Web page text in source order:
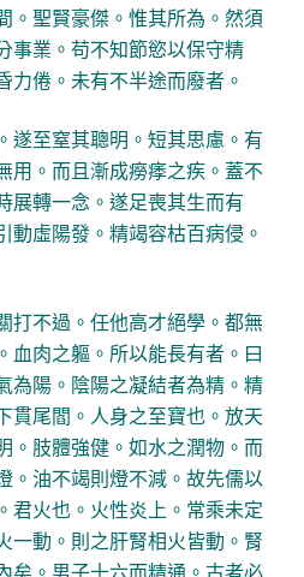
聖賢豪傑。惟其所為。然須
事業。苟不知節慾以保守精
力倦。未有不半途而廢者。
至窒其聰明。短其思慮。有
用。而且漸成癆痵之疾。蓋不
展轉一念。遂足喪其生而有
動虛陽發。精竭容枯百病侵。
不過。任他高才絕學。都無
血肉之軀。所以能長有者。曰
為陽。陰陽之凝結者為精。精
貫尾閻。人身之至寶也。放天
。肢體強健。如水之潤物。而
。油不竭則燈不減。故先儒以
君火也。火性炎上。常乘未定
一動。則之肝腎相火皆動。腎